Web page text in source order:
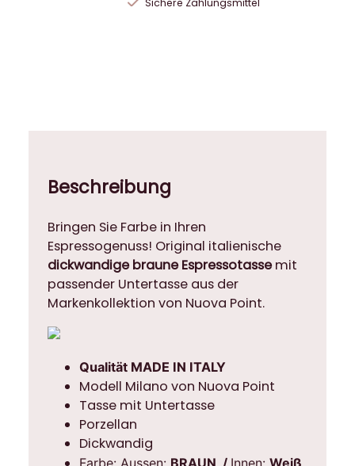
Sichere Zahlungsmittel
Beschreibung
Bringen Sie Farbe in Ihren
Espressogenuss! Original italienische
dickwandige braune Espressotassemit
passender Untertasse aus der
Markenkollektion von Nuova Point.
Qualität MADE IN ITALY
Modell Milano von Nuova Point
Tasse mit Untertasse
Porzellan
Dickwandig